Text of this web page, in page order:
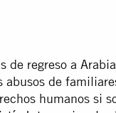
de regreso a
de
humanos si